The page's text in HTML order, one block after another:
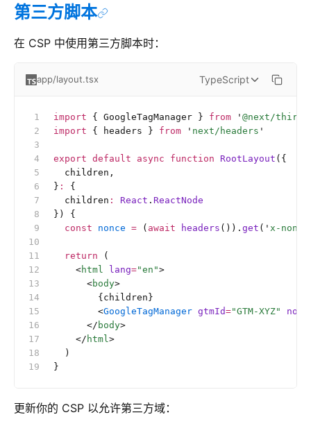
第三方脚本
在 CSP 中使用第三方脚本时：
app/layout.tsx TypeScript
import { GoogleTagManager } from ' @next/
import { headers } from ' next/headers '
export default async function RootLayout ({
  children,
} :
{
  children
: React . ReactNode
}) {
  const
nonce = ( await headers ()). get ( ' x-nonce
  return
(
    <
html lang="en">
      <
body>
        {children}
        <
GoogleTagManager gtmId="GTM-XYZ"
      </
body>
    </
html>
  )
}
更新你的 CSP 以允许第三方域：